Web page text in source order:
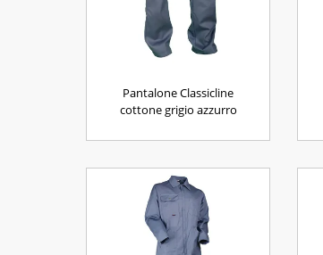
Pantalone Classicline
cottone grigio azzurro